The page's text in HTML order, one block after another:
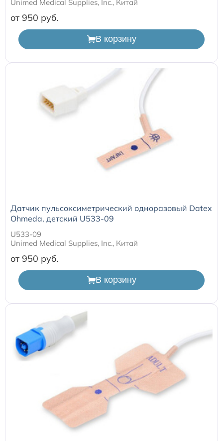
Unimed Medical Supplies, Inc., Китай
от 950
В корзину
Датчик пульсоксиметрический одноразовый Datex
Ohmeda, детский U533-09
U533-09
Unimed Medical Supplies, Inc., Китай
от 950
В корзину